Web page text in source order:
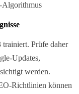
Algorithmus
Prüfe daher
Updates,
werden.
Richtlinien können